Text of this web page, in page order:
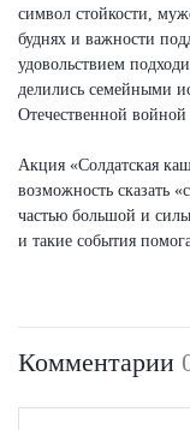
символ стойкости,
буднях и важности
удовольствием
делились семейными
Отечественной войной
Акция «Солдатская
возможность сказать
частью большой и
и такие события
Комментарии